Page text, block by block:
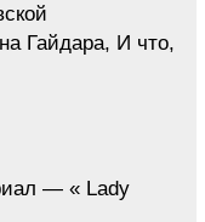
Гайдара, И что,
— « Lady